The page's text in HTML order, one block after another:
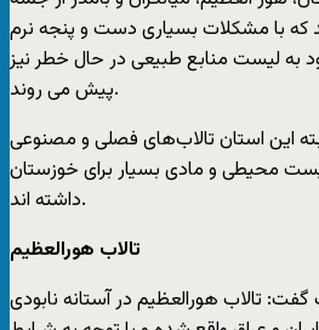
که با مشکلات بسیاری دست و پنجه نرم
به لیست منابع طبیعی در حال خطر نیز
پیش می روند.
این استان تالاب‌های فصلی و مصنوعی
زیست محیطی و مادی بسیار برای خوزستان
داشته اند.
تالاب هورالعظیم
تالاب هورالعظیم در آستانه نابودی